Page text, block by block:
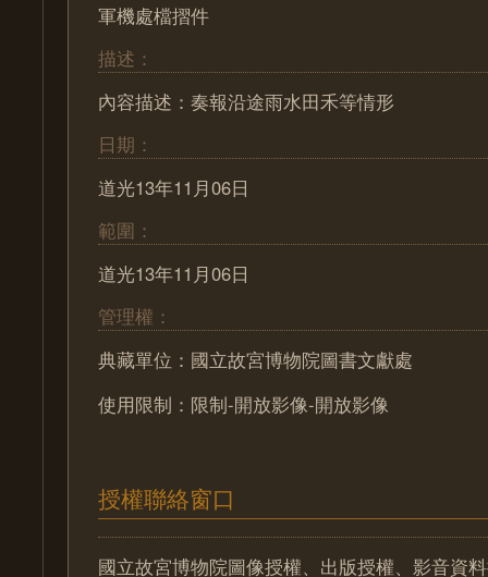
軍機處檔摺件
描述：
內容描述：奏報沿途雨水田禾等情形
日期：
道光13年11月06日
範圍：
道光13年11月06日
管理權：
典藏單位：國立故宮博物院圖書文獻處
使用限制：限制-開放影像-開放影像
授權聯絡窗口
國立故宮博物院圖像授權、出版授權、影音資